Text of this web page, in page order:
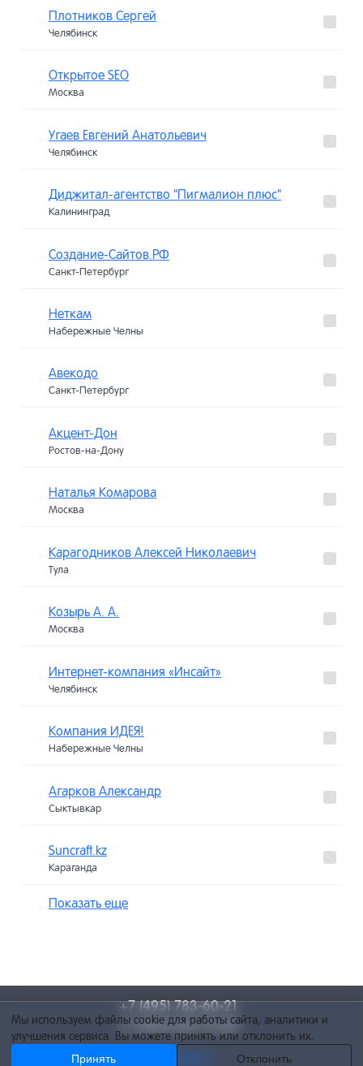
Плотников Сергей
Челябинск
Открытое SEO
Москва
Угаев Евгений Анатольевич
Челябинск
Диджитал-агентство "Пигмалион плюс"
Калининград
Создание-Сайтов.РФ
Санкт-Петербург
Неткам
Набережные Челны
Авекодо
Санкт-Петербург
Акцент-Дон
Ростов-на-Дону
Наталья Комарова
Москва
Карагодников Алексей Николаевич
Тула
Козырь А. А.
Москва
Интернет-компания «Инсайт»
Челябинск
Компания ИДЕЯ!
Набережные Челны
Агарков Александр
Сыктывкар
Suncraft.kz
Караганда
Показать еще
+7 (495) 783-60-21
+7 (495) 055-73-84
Мы используем файлы cookie для работы сайта, аналитики и
улучшения сервиса. Вы можете принять или отклонить их.
Принять
Отклонить